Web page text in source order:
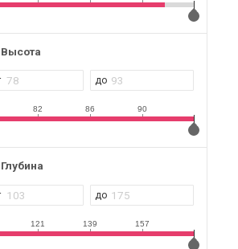
Высота
82 86 90
Глубина
121 139 157